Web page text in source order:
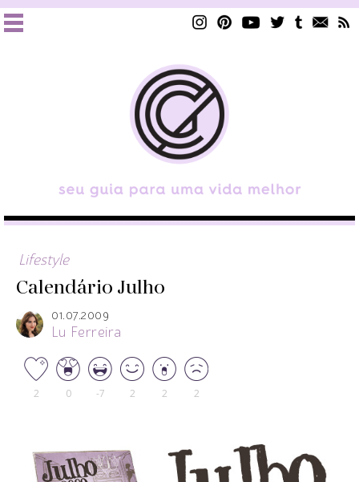
Lifestyle
Calendário Julho
01.07.2009
Lu Ferreira
2 0 -7 2 2 2